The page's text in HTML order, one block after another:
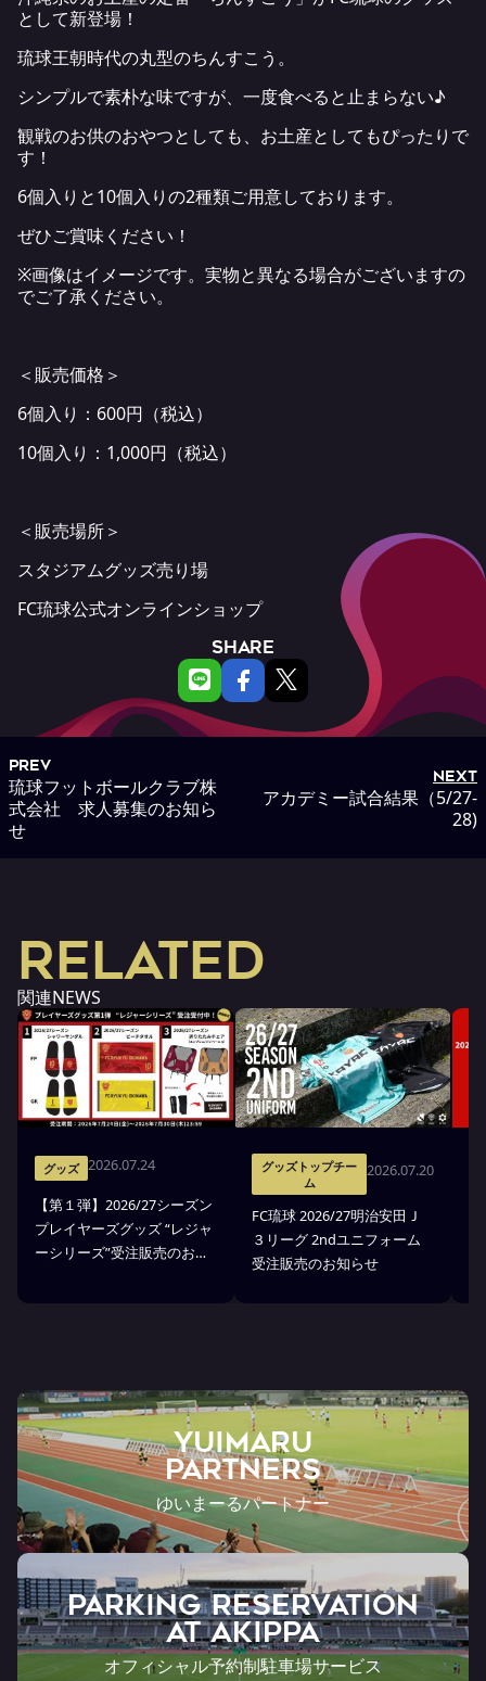
として新登場！
琉球王朝時代の丸型のちんすこう。
シンプルで素朴な味ですが、一度食べると止まらない♪
観戦のお供のおやつとしても、お土産としてもぴったりで
す！
6個入りと10個入りの2種類ご用意しております。
ぜひご賞味ください！
※画像はイメージです。実物と異なる場合がございますの
でご了承ください。
＜販売価格＞
6個入り：600円（税込）
10個入り：1,000円（税込）
＜販売場所＞
スタジアムグッズ売り場
FC琉球公式オンラインショップ
SHARE
PREV
琉球フットボールクラブ株
式会社 求人募集のお知ら
せ
NEXT
アカデミー試合結果（5/27-
28)
RELATED
関連NEWS
グッズ 2026.07.24
【第１弾】2026/27シーズン
プレイヤーズグッズ “レジャ
ーシリーズ”受注販売のお知
グッズトップチー
ム
2026.07.20
FC琉球 2026/27明治安田Ｊ
３リーグ 2ndユニフォーム
受注販売のお知らせ
YUIMARU
Partners
ゆいまーるパートナー
PARKING RESERVATION
AT Akippa
オフィシャル予約制駐車場サービス